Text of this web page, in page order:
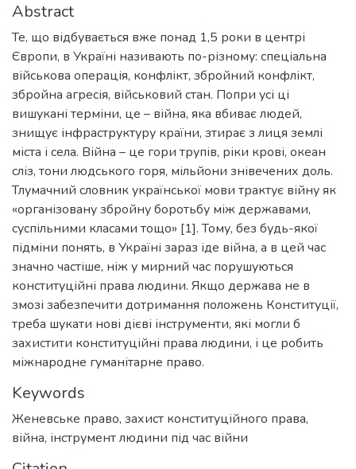
Abstract
Те, що відбувається вже понад 1,5 роки в центрі
Європи, в Україні називають по-різному: спеціальна
військова операція, конфлікт, збройний конфлікт,
збройна агресія, військовий стан. Попри усі ці
вишукані терміни, це – війна, яка вбиває людей,
знищує інфраструктуру країни, зтирає з лиця землі
міста і села. Війна – це гори трупів, ріки крові, океан
сліз, тони людського горя, мільйони знівечених доль.
Тлумачний словник української мови трактує війну як
«організовану збройну боротьбу між державами,
суспільними класами тощо» [1]. Тому, без будь-якої
підміни понять, в Україні зараз іде війна, а в цей час
значно частіше, ніж у мирний час порушуються
конституційні права людини. Якщо держава не в
змозі забезпечити дотримання положень Конституції,
треба шукати нові дієві інструменти, які могли б
захистити конституційні права людини, і це робить
міжнародне гуманітарне право.
Keywords
Женевське право, захист конституційного права,
війна, інструмент людини під час війни